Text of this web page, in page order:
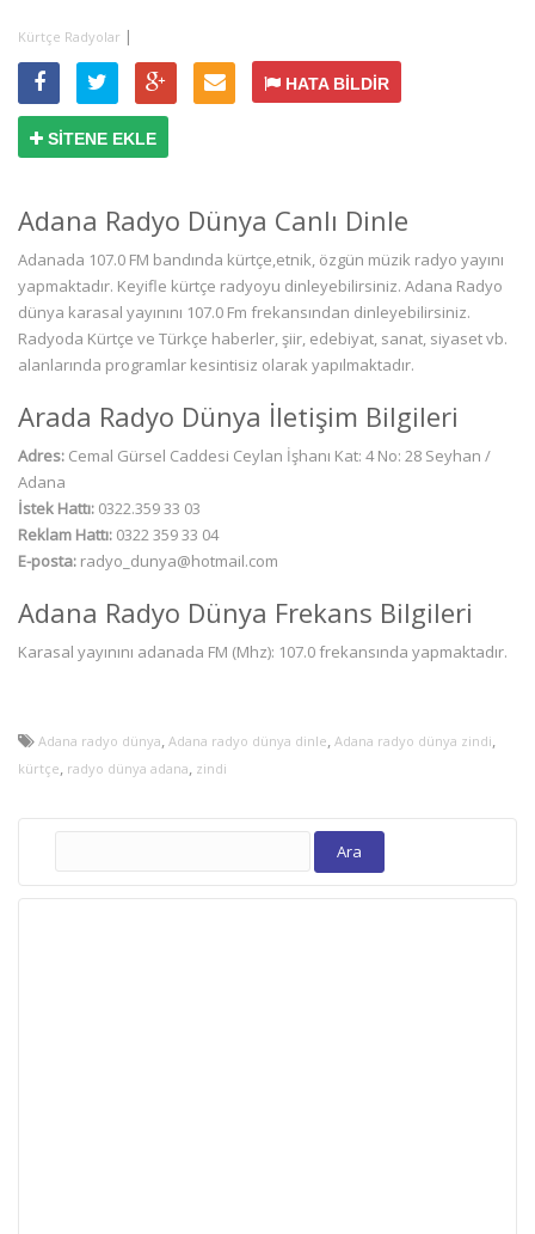
Kürtçe Radyolar |
HATA BİLDİR
SİTENE EKLE
Adana Radyo Dünya Canlı Dinle
Adanada 107.0 FM bandında kürtçe,etnik, özgün müzik radyo yayını
yapmaktadır. Keyifle kürtçe radyoyu dinleyebilirsiniz. Adana Radyo
dünya karasal yayınını 107.0 Fm frekansından dinleyebilirsiniz.
Radyoda Kürtçe ve Türkçe haberler, şiir, edebiyat, sanat, siyaset vb.
alanlarında programlar kesintisiz olarak yapılmaktadır.
Arada Radyo Dünya İletişim Bilgileri
Adres: Cemal Gürsel Caddesi Ceylan İşhanı Kat: 4 No: 28 Seyhan /
Adana
İstek Hattı: 0322.359 33 03
Reklam Hattı: 0322 359 33 04
E-posta: radyo_dunya@hotmail.com
Adana Radyo Dünya Frekans Bilgileri
Karasal yayınını adanada FM (Mhz): 107.0 frekansında yapmaktadır.
Adana radyo dünya, Adana radyo dünya dinle, Adana radyo dünya zindi,
kürtçe, radyo dünya adana, zindi
Arama: